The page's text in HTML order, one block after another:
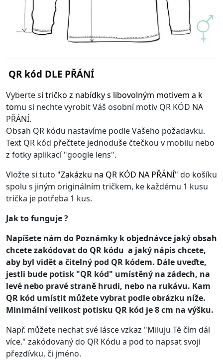
QR kód DLE PŘÁNÍ
Vyberte si tričko z nabídky s libovolným motivem a k
tomu si nechte vyrobit Váš osobní motiv QR KÓD NA
PŘÁNÍ.
Obsah QR kódu nastavíme podle Vašeho požadavku.
Text QR kód přečtete jednoduše čtečkou v mobilu nebo
z fotky aplikací "google lens".
Vložte si tuto "Zakázku na QR KÓD NA PŘÁNÍ" do košíku
spolu s jiným originálním tričkem, ke každému 1 kusu
trička je potřeba 1 kus.
Jak to funguje ?
Napíšete nám do Poznámky k objednávce jaký obsah
chcete zakódovat do QR kódu a jaký nápis chcete,
aby byl vidět a čitelný pod QR kódem. Dále uveďte,
jestli bude potisk "QR kód" umístěný na zádech, na
levé nebo pravé straně hrudi, nebo na rukávu. Kam
QR kód umístit můžete vybrat podle obrázku níže.
Minimální velikost potisku QR kód je 8 cm na výšku.
Např. můžete nechat své lásce vzkaz "Miluju Tě čím dál
více." zakódovaný do QR Kódu a pod to napsat svoji
přezdívku, či jméno.